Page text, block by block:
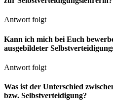
Antwort folgt
Kann ich mich bei Euch
ausgebildeter
Antwort folgt
Was ist der Unterschied
bzw. Selbstverteidigung?